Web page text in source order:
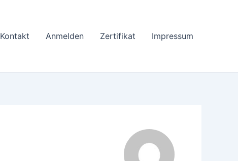
Kontakt Anmelden Zertifikat Impressum